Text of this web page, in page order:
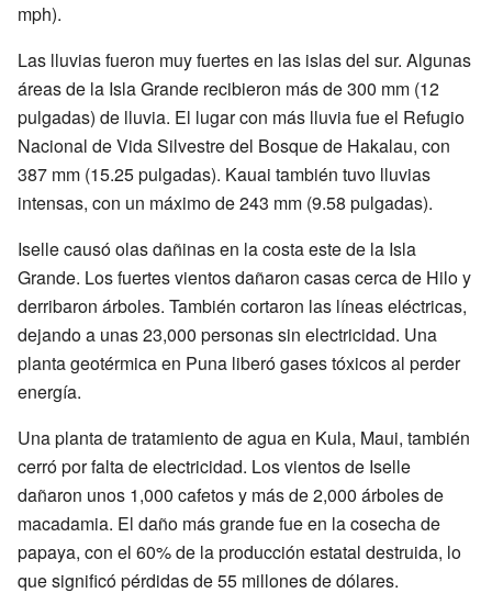
mph).
Las lluvias fueron muy fuertes en las islas del sur. Algunas
áreas de la Isla Grande recibieron más de 300 mm (12
pulgadas) de lluvia. El lugar con más lluvia fue el Refugio
Nacional de Vida Silvestre del Bosque de Hakalau, con
387 mm (15.25 pulgadas). Kauai también tuvo lluvias
intensas, con un máximo de 243 mm (9.58 pulgadas).
Iselle causó olas dañinas en la costa este de la Isla
Grande. Los fuertes vientos dañaron casas cerca de Hilo y
derribaron árboles. También cortaron las líneas eléctricas,
dejando a unas 23,000 personas sin electricidad. Una
planta geotérmica en Puna liberó gases tóxicos al perder
energía.
Una planta de tratamiento de agua en Kula, Maui, también
cerró por falta de electricidad. Los vientos de Iselle
dañaron unos 1,000 cafetos y más de 2,000 árboles de
macadamia. El daño más grande fue en la cosecha de
papaya, con el 60% de la producción estatal destruida, lo
que significó pérdidas de 55 millones de dólares.